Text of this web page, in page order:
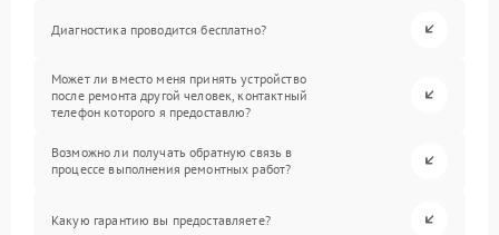
Диагностика проводится бесплатно?
Может ли вместо меня принять устройство
после ремонта другой человек, контактный
телефон которого я предоставлю?
Возможно ли получать обратную связь в
процессе выполнения ремонтных работ?
Какую гарантию вы предоставляете?